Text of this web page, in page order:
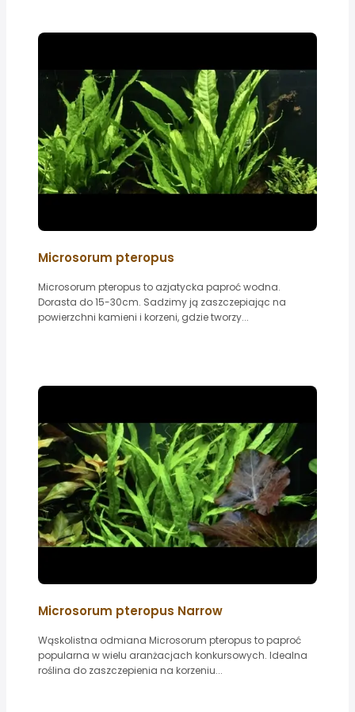
Microsorum pteropus
Microsorum pteropus to azjatycka paproć wodna.
Dorasta do 15-30cm. Sadzimy ją zaszczepiając na
powierzchni kamieni i korzeni, gdzie tworzy...
Microsorum pteropus Narrow
Wąskolistna odmiana Microsorum pteropus to paproć
popularna w wielu aranżacjach konkursowych. Idealna
roślina do zaszczepienia na korzeniu...